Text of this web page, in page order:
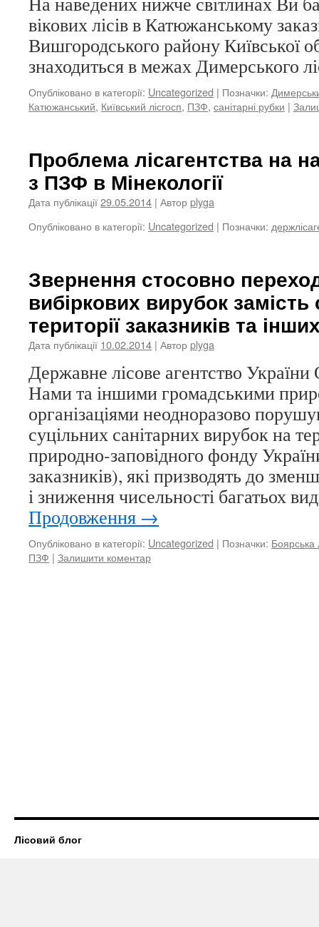
вікових лісів в Катюжанському
Вишгородського району Київської
знаходиться в межах Димерського
Опубліковано в категорії: Uncategorized | Позначки:
Катюжанський, Київський лісгосп, ПЗФ, санітарні рубки |
Проблема лісагентства на
з ПЗФ в Мінекології
Дата публікації29.05.2014 | Авторplyga
Опубліковано в категорії: Uncategorized | Позначки:
Звернення стосовно
вибіркових вирубок замість
території заказників та
Дата публікації 10.02.2014 | Авторplyga
Державне лісове агентство
Нами та іншими громадськими
організаціями неодноразово
суцільних санітарних вирубок на
природно-заповідного фонду
заказників), які призводять до
і зниження чисельності багатьох
Продовження →
Опубліковано в категорії: Uncategorized | Позначки:
ПЗФ | Залишити коментар
Лісовий блог